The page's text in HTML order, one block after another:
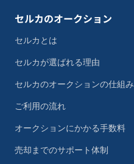
セルカのオークション
セルカとは
セルカが選ばれる理由
セルカのオークションの仕組み
ご利用の流れ
オークションにかかる手数料
売却までのサポート体制